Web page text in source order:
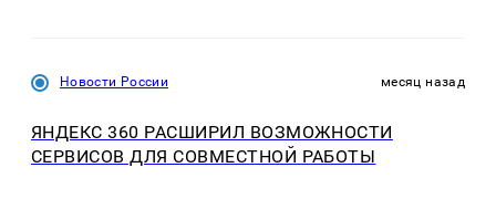
Новости России месяц назад
ЯНДЕКС 360 РАСШИРИЛ ВОЗМОЖНОСТИ
СЕРВИСОВ ДЛЯ СОВМЕСТНОЙ РАБОТЫ